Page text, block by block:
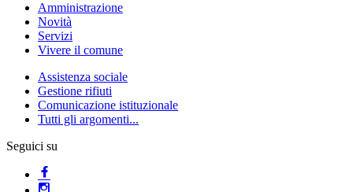
Amministrazione
Novità
Servizi
Vivere il comune
Assistenza sociale
Gestione rifiuti
Comunicazione istituzionale
Tutti gli argomenti...
Seguici su